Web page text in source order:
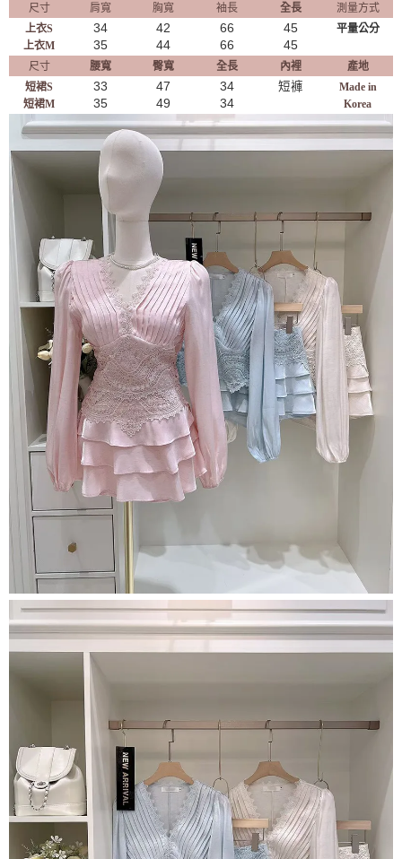
尺寸
肩寬 胸寬 袖長 全長
測量方式
上衣S
上衣M
34
35
42
44
66
66
45
45
平量公分
尺寸 腰寬 臀寬 全長 內裡
產地
短裙S
短裙M
33
35
47
49
34
34
短褲
Made in
Korea